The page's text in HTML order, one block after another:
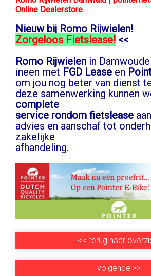
Online Dealerstore.
Nieuw bij Romo
Zorgeloos Fietslease! <<
Romo Rijwielen in
ineen met FGD Lease en
om jou nog beter van dienst
deze samenwerking kunnen
complete
service rondom fietslease
advies en aanschaf tot
zakelijke
afhandeling.
<< terug naar
volgende >>